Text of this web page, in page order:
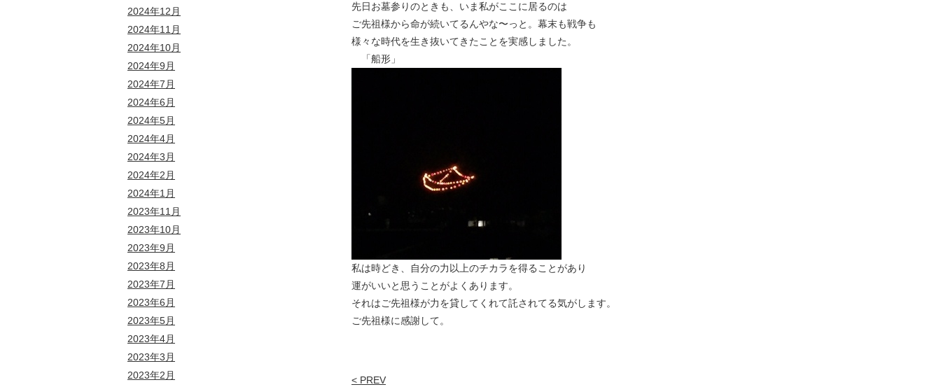
先日お墓参りのときも、いま私がここに居るのは
ご先祖様から命が続いてるんやな〜っと。幕末も戦争も
様々な時代を生き抜いてきたことを実感しました。
「船形」
私は時どき、自分の力以上のチカラを得ることがあり
運がいいと思うことがよくあります。
それはご先祖様が力を貸してくれて託されてる気がします。
ご先祖様に感謝して。
< PREV
2024年12月
2024年11月
2024年10月
2024年9月
2024年7月
2024年6月
2024年5月
2024年4月
2024年3月
2024年2月
2024年1月
2023年11月
2023年10月
2023年9月
2023年8月
2023年7月
2023年6月
2023年5月
2023年4月
2023年3月
2023年2月